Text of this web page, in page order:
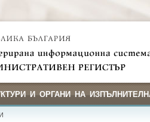
И ОРГАНИ НА